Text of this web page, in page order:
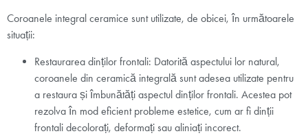
Coroanele integral ceramice sunt utilizate, de obicei, în următoarele
situații:
Restaurarea dinților frontali: Datorită aspectului lor natural,
coroanele din ceramică integrală sunt adesea utilizate pentru
a restaura și îmbunătăți aspectul dinților frontali. Acestea pot
rezolva în mod eficient probleme estetice, cum ar fi dinții
frontali decolorați, deformați sau aliniați incorect.